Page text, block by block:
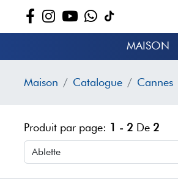
MAISON
Maison Catalogue Cannes
Produit par page: 1 - 2 De 2